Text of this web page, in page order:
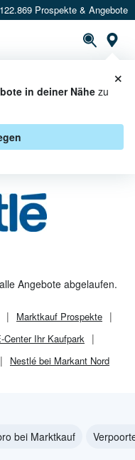
Prospekte & Angebote
in deiner Nähezu
×
-
Angebote abgelaufen.
Marktkauf Prospekte
Center Ihr Kaufpark
Nestlé bei Markant Nord
bei Marktkauf